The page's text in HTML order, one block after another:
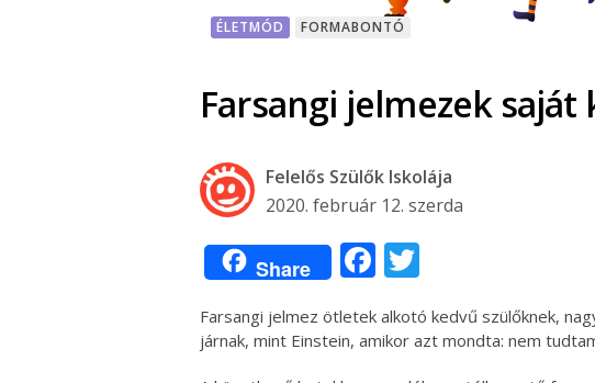
ÉLETMÓD FORMABONTÓ
Farsangi jelmezek
Felelős Szülők Iskolája
2020. február 12. szerda
Share Facebook
Farsangi jelmez ötletek alkotó kedvű szülőknek,
járnak, mint Einstein, amikor azt mondta: nem